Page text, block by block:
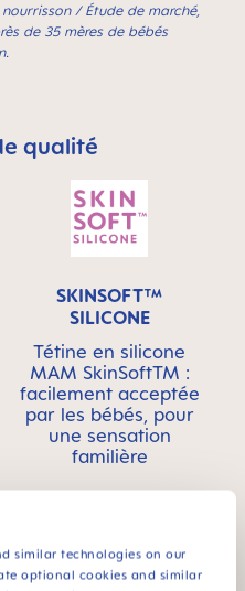
similar technologies on our
optional cookies and similar
nourrisson / Étude de marché,
de 35 mères de bébés
Bar
qualité
SKINSOFT™
SILICONE
Tétine en silicone
MAM SkinSoftTM :
facilement acceptée
par les bébés, pour
une sensation
familière